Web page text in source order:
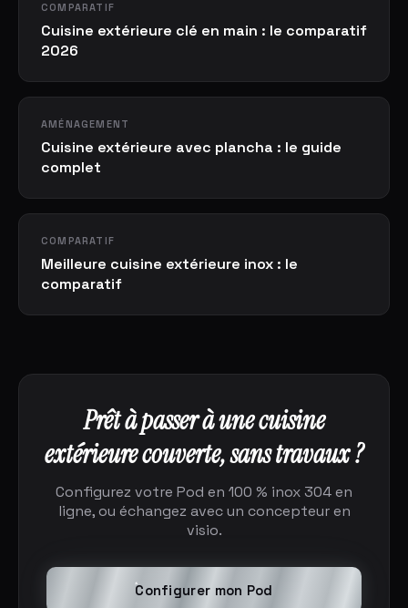
COMPARATIF
Cuisine extérieure clé en main : le comparatif
2026
AMÉNAGEMENT
Cuisine extérieure avec plancha : le guide
complet
COMPARATIF
Meilleure cuisine extérieure inox : le
comparatif
Prêt à passer à une cuisine
extérieure couverte, sans travaux ?
Configurez votre Pod en 100 % inox 304 en
ligne, ou échangez avec un concepteur en
visio.
Configurer mon Pod